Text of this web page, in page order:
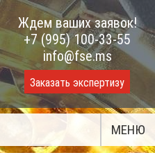
Ждем ваших заявок!
+7 (995) 100-33-55
info@fse.ms
Заказать экспертизу
МЕНЮ